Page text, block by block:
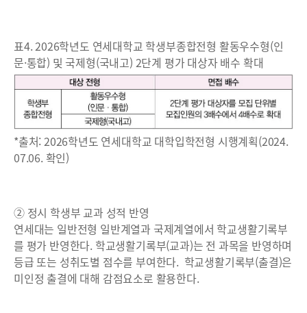
표4. 2026학년도 연세대학교 학생부종합전형 활동우수형(인
문·통합) 및 국제형(국내고) 2단계 평가 대상자 배수 확대
*출처: 2026학년도 연세대학교 대학입학전형 시행계획(2024.
07.06. 확인)
② 정시 학생부 교과 성적 반영
연세대는 일반전형 일반계열과 국제계열에서 학교생활기록부
를 평가 반영한다. 학교생활기록부(교과)는 전 과목을 반영하며
등급 또는 성취도별 점수를 부여한다. 학교생활기록부(출결)은
미인정 출결에 대해 감점요소로 활용한다.